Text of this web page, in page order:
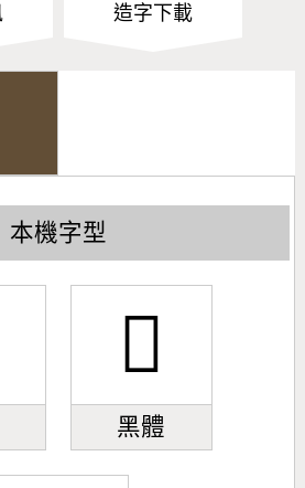
造字下載
本機字型
󼴕
黑體